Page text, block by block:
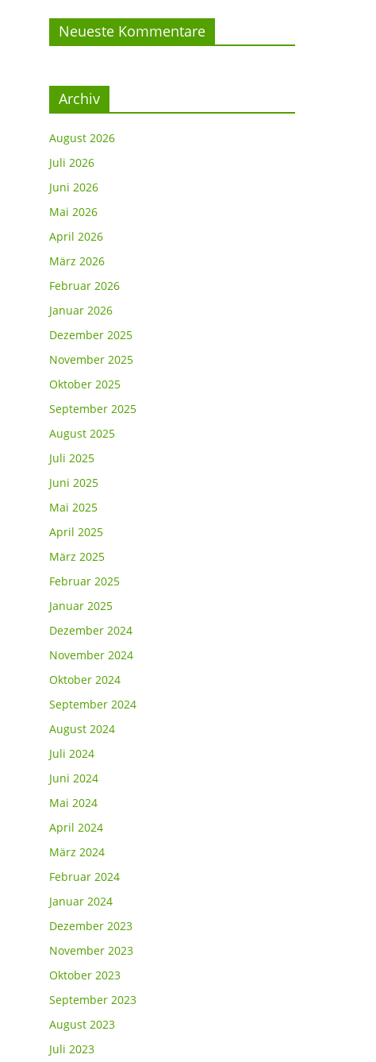
Neueste Kommentare
Archiv
August 2026
Juli 2026
Juni 2026
Mai 2026
April 2026
März 2026
Februar 2026
Januar 2026
Dezember 2025
November 2025
Oktober 2025
September 2025
August 2025
Juli 2025
Juni 2025
Mai 2025
April 2025
März 2025
Februar 2025
Januar 2025
Dezember 2024
November 2024
Oktober 2024
September 2024
August 2024
Juli 2024
Juni 2024
Mai 2024
April 2024
März 2024
Februar 2024
Januar 2024
Dezember 2023
November 2023
Oktober 2023
September 2023
August 2023
Juli 2023